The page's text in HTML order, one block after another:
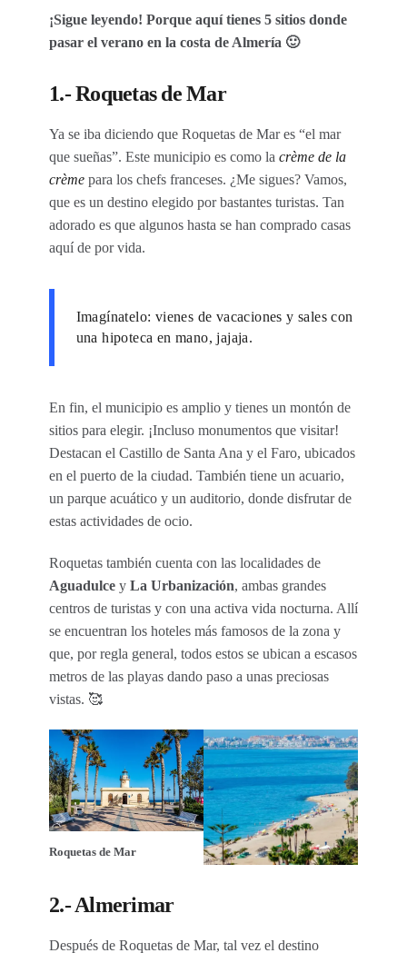
¡Sigue leyendo! Porque aquí tienes 5 sitios donde
pasar el verano en la costa de Almería 🙂
1.- Roquetas de Mar
Ya se iba diciendo que Roquetas de Mar es “el mar
que sueñas”. Este municipio es como la crème de la
crème para los chefs franceses. ¿Me sigues? Vamos,
que es un destino elegido por bastantes turistas. Tan
adorado es que algunos hasta se han comprado casas
aquí de por vida.
Imagínatelo: vienes de vacaciones y sales con
una hipoteca en mano, jajaja.
En fin, el municipio es amplio y tienes un montón de
sitios para elegir. ¡Incluso monumentos que visitar!
Destacan el Castillo de Santa Ana y el Faro, ubicados
en el puerto de la ciudad. También tiene un acuario,
un parque acuático y un auditorio, donde disfrutar de
estas actividades de ocio.
Roquetas también cuenta con las localidades de
Aguadulce y La Urbanización, ambas grandes
centros de turistas y con una activa vida nocturna. Allí
se encuentran los hoteles más famosos de la zona y
que, por regla general, todos estos se ubican a escasos
metros de las playas dando paso a unas preciosas
vistas. 🥰
Roquetas de Mar
2.- Almerimar
Después de Roquetas de Mar, tal vez el destino